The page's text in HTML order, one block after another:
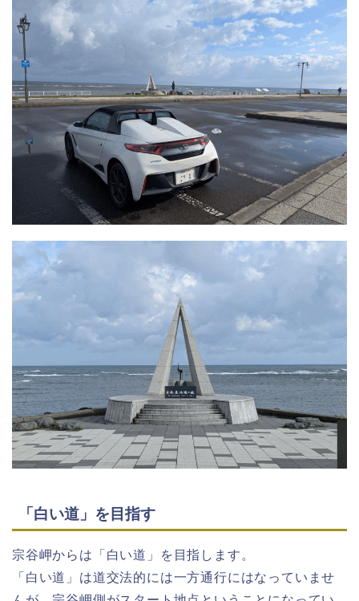
「白い道」を目指す
宗谷岬からは「白い道」を目指します。
「白い道」は道交法的には一方通行にはなっていませ